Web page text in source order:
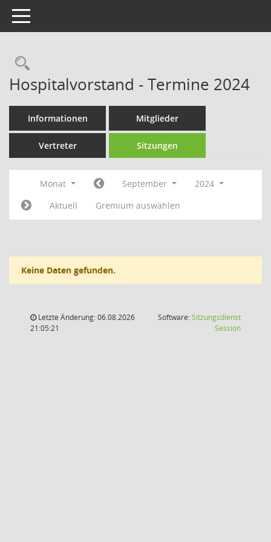
Toggle navigation
Rechercheauswahl
Hospitalvorstand - Termine 2024
Informationen Mitglieder
Vertreter Sitzungen
Monat September
2024
Aktuell
Gremium auswählen
Keine Daten gefunden.
Letzte Änderung: 06.08.2026
21:05:21
Software:Sitzungsdienst
Session(Wird in